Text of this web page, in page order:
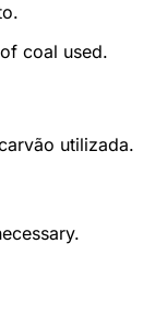
coal used.
utilizada.